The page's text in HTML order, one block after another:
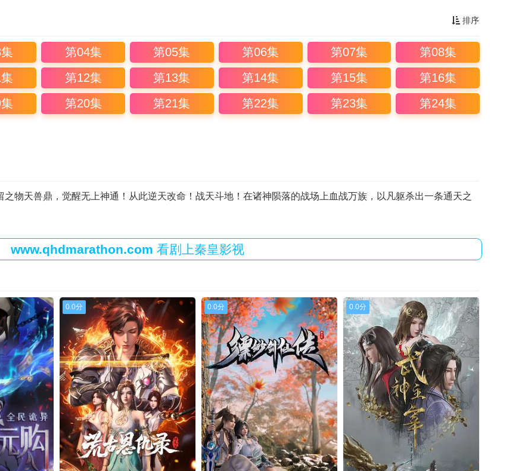
排序
第04集 第05集 第06集 第07集
第08集
第12集 第13集 第14集 第15集
第16集
第20集 第21集 第22集 第23集
第24集
物天兽鼎，觉醒无上神通！从此逆天改命！战天斗地！在诸神陨落的战场上血战万族，以凡躯杀出一条通天之
www.qhdmarathon.com 看剧上秦皇影视
0.0分 0.0分 0.0分